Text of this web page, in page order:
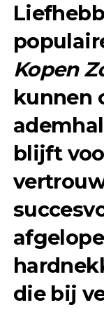
Kopen
kunnen
blijft
die bij